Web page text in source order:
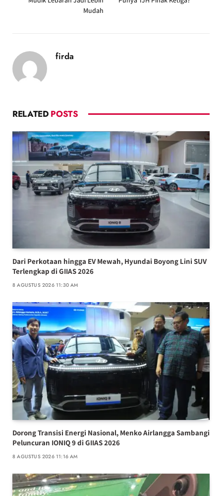
Mudah
firda
RELATED POSTS
Dari Perkotaan hingga EV Mewah, Hyundai Boyong Lini SUV
Terlengkap di GIIAS 2026
8 AGUSTUS 2026 11:30 AM
Dorong Transisi Energi Nasional, Menko Airlangga Sambangi
Peluncuran IONIQ 9 di GIIAS 2026
8 AGUSTUS 2026 11:16 AM